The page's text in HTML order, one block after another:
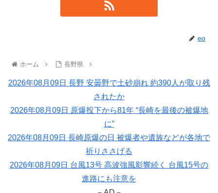
eo
ホーム 長野県
2026年08月09日 長野 安曇野で土砂崩れ 約390人が取り残
されたか
2026年08月09日 原爆投下から81年 “長崎を最後の被爆地
に”
2026年08月09日 長崎原爆の日 被爆者や遺族などが各地で
祈りささげる
2026年08月09日 台風13号 高波強風影響続く 台風15号の
進路にも注意を